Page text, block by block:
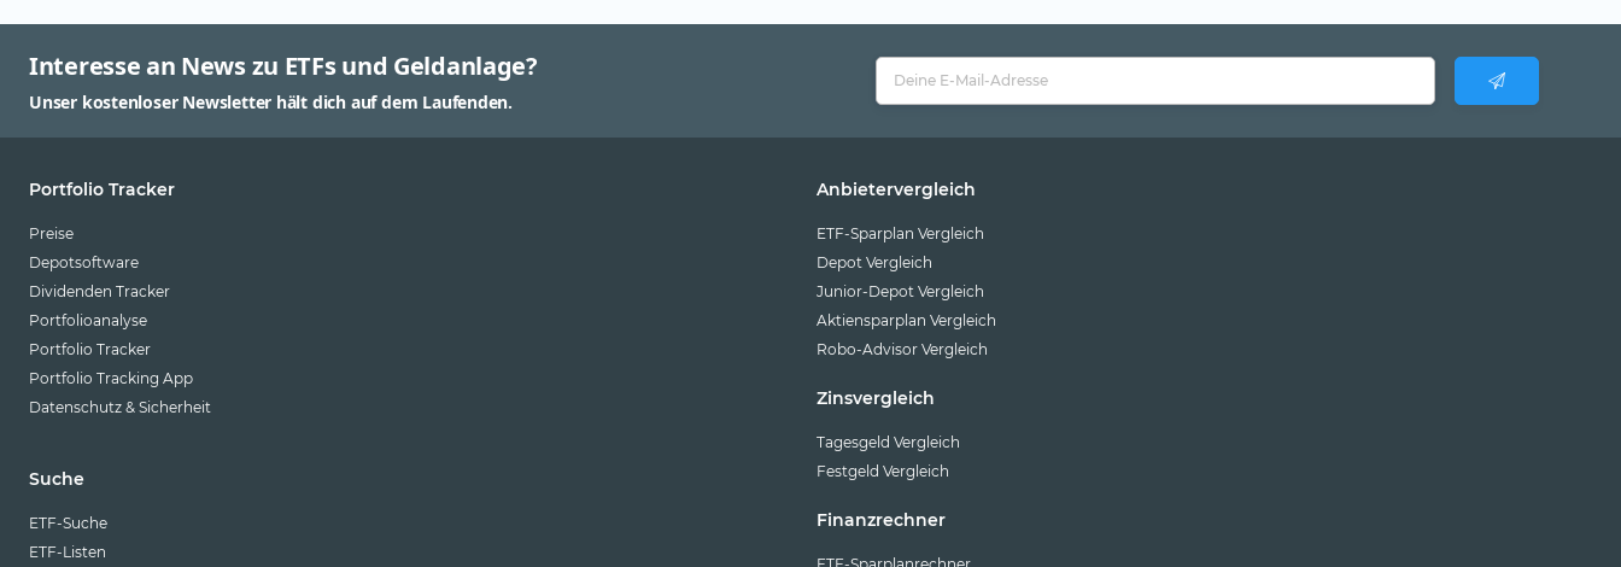
Interesse an News zu ETFs und Geldanlage?
Unser kostenloser Newsletter hält dich auf dem Laufenden.
Portfolio Tracker
Preise
Depotsoftware
Dividenden Tracker
Portfolioanalyse
Portfolio Tracker
Portfolio Tracking App
Datenschutz & Sicherheit
Suche
ETF-Suche
ETF-Listen
Anbietervergleich
ETF-Sparplan Vergleich
Depot Vergleich
Junior-Depot Vergleich
Aktiensparplan Vergleich
Robo-Advisor Vergleich
Zinsvergleich
Tagesgeld Vergleich
Festgeld Vergleich
Finanzrechner